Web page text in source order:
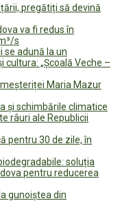
pregătiți să devină
va fi redus în
s
se adună la un
„Școală Veche –
Maria Mazur
și schimbările climatice
râuri ale Republicii
pentru 30 de zile, în
soluția
pentru reducerea
gunoiștea din